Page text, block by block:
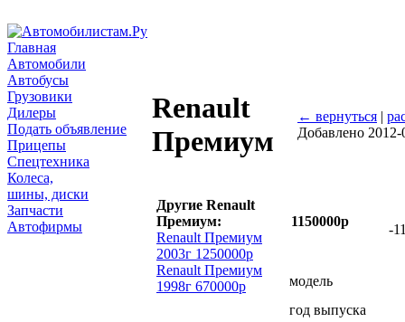
Главная
Автомобили
Автобусы
Грузовики
Дилеры
Подать объявление
Прицепы
Спецтехника
Колеса,
шины, диски
Запчасти
Автофирмы
Renault
Премиум
← вернуться |
Добавлено 2012-
Другие Renault
Премиум:
Renault Премиум
2003г 1250000р
Renault Премиум
1998г 670000р
1150000р
-
модель
год выпуска